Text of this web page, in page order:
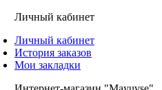
Личный кабинет
Личный кабинет
История заказов
Мои закладки